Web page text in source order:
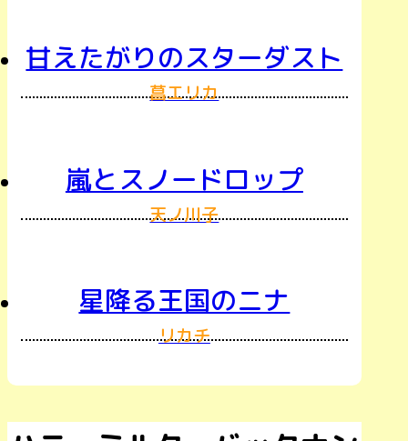
甘えたがりのスターダスト
菖エリカ
嵐とスノードロップ
天ノ川子
星降る王国のニナ
リカチ